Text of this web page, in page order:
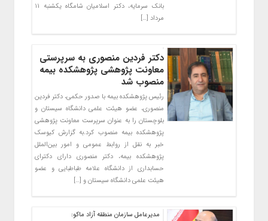
بانک سرمایه، دکتر اسلامیان شامگاه یکشنبه ۱۱
مرداد […]
دکتر فردین منصوری به سرپرستی
معاونت پژوهشی پژوهشکده بیمه
منصوب شد
رئیس پژوهشکده بیمه با صدور حکمی، دکتر فردین
منصوری، عضو هیئت علمی دانشگاه سیستان و
بلوچستان را به عنوان سرپرست معاونت پژوهشی
پژوهشکده بیمه منصوب کرد.به گزارش کیوسک
خبر به نقل از روابط عمومی و امور بین‌الملل
پژوهشکده بیمه، دکتر منصوری دارای دکترای
حسابداری از دانشگاه علامه طباطبایی و عضو
هیئت علمی دانشگاه سیستان و […]
مدیرعامل سازمان منطقه آزاد ماکو: